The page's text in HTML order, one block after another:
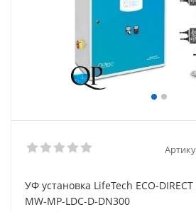
УФ установка LifeTech ECO-
MW-MP-LDC-D-DN300